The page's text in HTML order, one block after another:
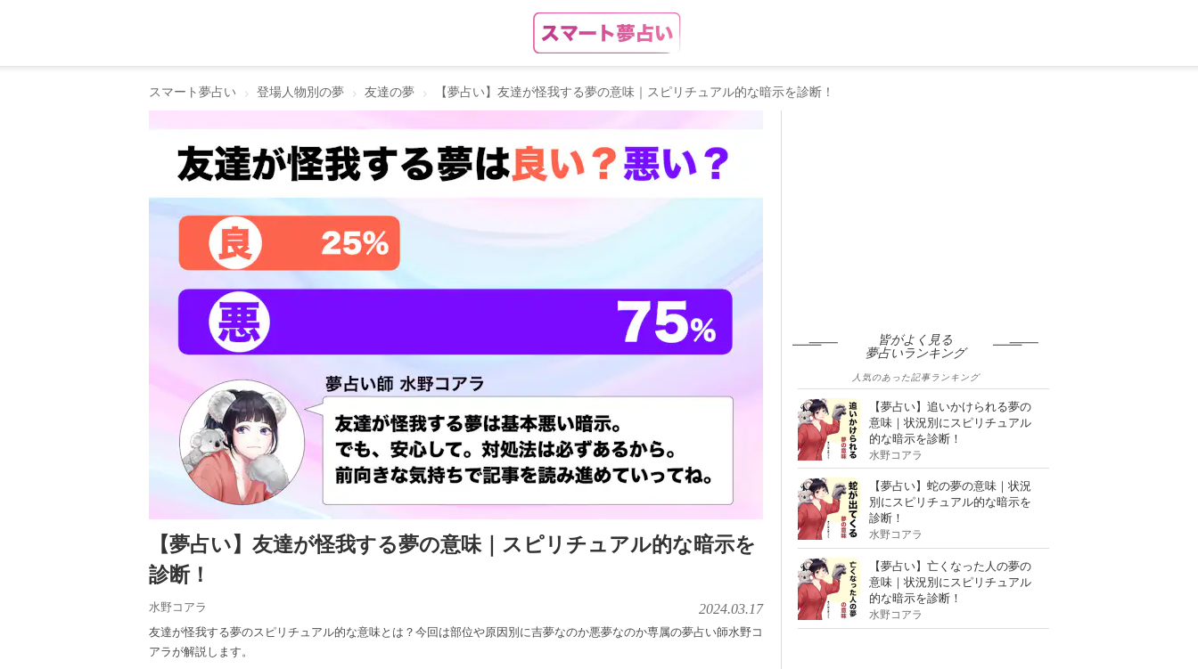
スマート夢占い 登場人物別の夢 友達の夢 【夢占い】友達が怪我する夢の意味｜スピリチュアル的な暗示を診断！
【夢占い】友達が怪我する夢の意味｜スピリチュアル的な暗示を
診断！
水野コアラ 2024.03.17
友達が怪我する夢のスピリチュアル的な意味とは？今回は部位や原因別に吉夢なのか悪夢なのか専属の夢占い師水野コ
アラが解説します。
皆がよく見る
夢占いランキング
人気のあった記事ランキング
【夢占い】追いかけられる夢の
意味｜状況別にスピリチュアル
的な暗示を診断！
水野コアラ
【夢占い】蛇の夢の意味｜状況
別にスピリチュアル的な暗示を
診断！
水野コアラ
【夢占い】亡くなった人の夢の
意味｜状況別にスピリチュアル
的な暗示を診断！
水野コアラ